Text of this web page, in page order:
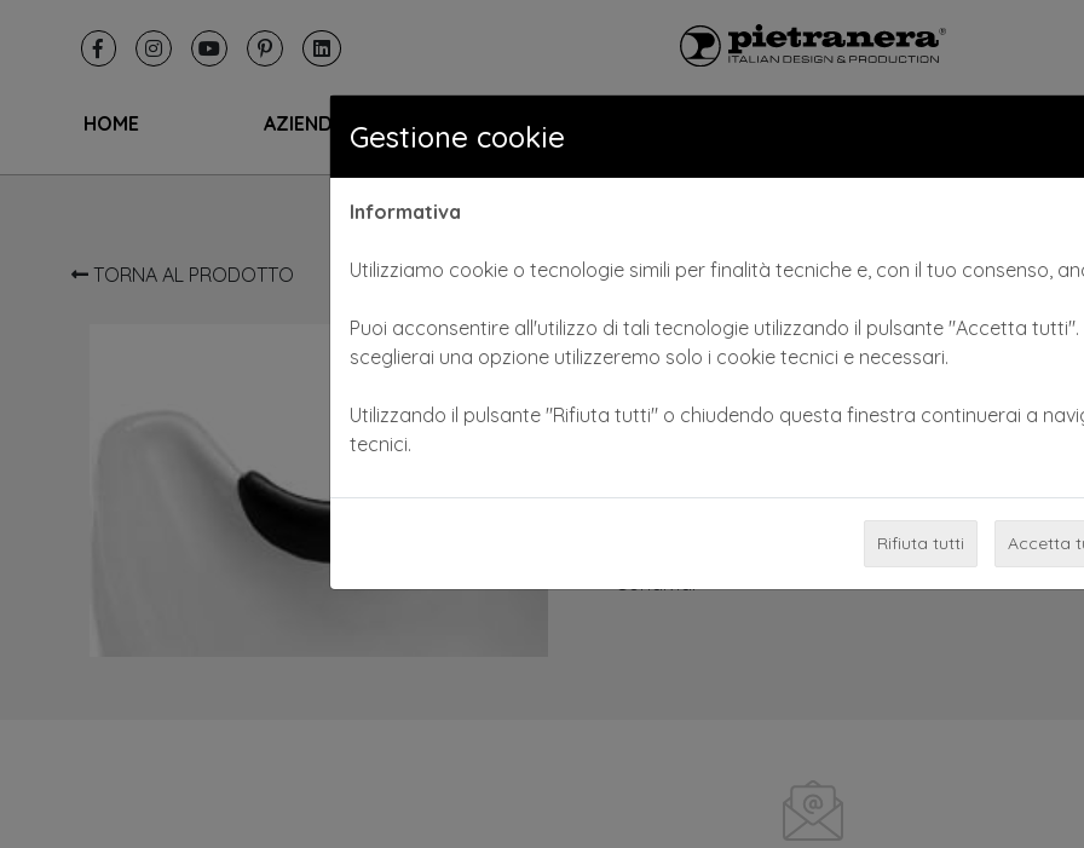
HOME AZIENDA I SALONI
TORNA AL PRODOTTO
GIROCOLLO
COD: 411
Proteggi nuca in silicone, colore nero
Il girocollo in silicone aumenta il comfort nella
Gestione cookie
Informativa
Utilizziamo cookie o tecnologie simili per finalità tecniche e, con il tuo consenso,
Puoi acconsentire all'utilizzo di tali tecnologie utilizzando il pulsante "Accetta tutti".
sceglierai una opzione utilizzeremo solo i cookie tecnici e necessari.
Utilizzando il pulsante "Rifiuta tutti" o chiudendo questa finestra continuerai a
tecnici.
Rifiuta tutti Accetta